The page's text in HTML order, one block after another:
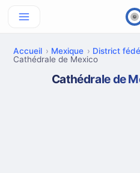
Accueil Mexique District
Cathédrale de Mexico
Cathédrale de